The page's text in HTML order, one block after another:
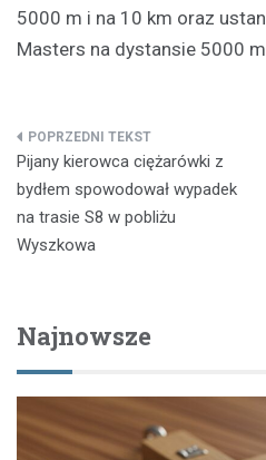
5000 m i na 10 km oraz
Masters na dystansie 5000
Nawigacja
wpisu
Pijany kierowca ciężarówki z
bydłem spowodował wypadek
na trasie S8 w pobliżu
Wyszkowa
Najnowsze